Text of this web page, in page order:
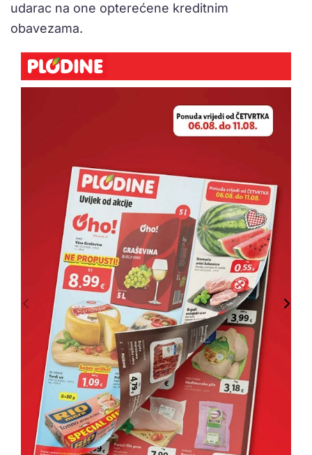
udarac na one opterećene kreditnim
obavezama.